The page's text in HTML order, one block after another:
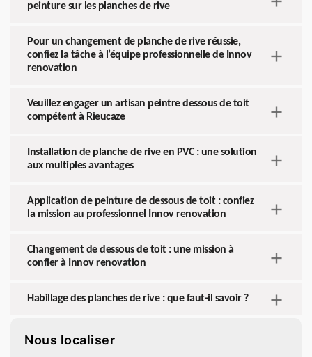
peinture sur les planches de rive
Pour un changement de planche de rive réussie,
confiez la tâche à l’équipe professionnelle de Innov
renovation
Veuillez engager un artisan peintre dessous de toit
compétent à Rieucaze
Installation de planche de rive en PVC : une solution
aux multiples avantages
Application de peinture de dessous de toit : confiez
la mission au professionnel Innov renovation
Changement de dessous de toit : une mission à
confier à Innov renovation
Habillage des planches de rive : que faut-il savoir ?
Nous localiser